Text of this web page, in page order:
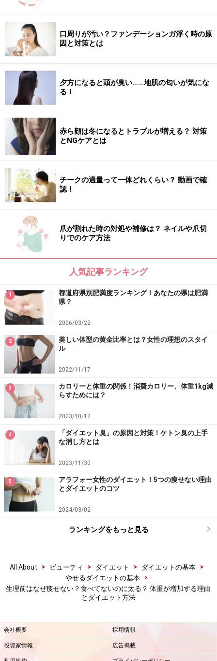
また、生理前に体重が増えたり、体がむくんで重く感じ
るのは、月経前症候群（PMS）の一部でもあります。
PMSは病気ではなく、心と体に起こるトラブルの総称の
このような不快なトラブルは、月経前に卵巣から多く分
泌される黄体ホルモンという女性ホルモンによって起こ
ります。黄体ホルモンの分泌が増えると、出血などによ
る栄養不足を補うために体は栄養を補充しようと働きま
す。黄体ホルモンには、細胞に水分・塩分を蓄え、脂肪
の代謝を遅らせ蓄えようとする性質があるからです。 そ
のため、生理前は体重が増えたり、体が重く感じたり、
むくみ、便秘、肌アレの症状が出る人が多いようです。
以上のことから、
れやすい時期といえます。この時期に無理なダイエット
をして「痩せない！」「体重が増えた！」などと、余計
なストレスや疲労を感じるのはナンセンス。
「そういう時期なんだな」と思って、体をいたわりまし
ょう。PMSによって気分が落ち込みやすくなりますが、
深く悩んだり、無理をしたりしないようにやり過ごすの
がベスト。生理後～排卵日までの「痩せやすい時期」が
来たら、ダイエットも再開すれば良いのです。
それでも生理前に太りたくない人は「生理
前豆乳ダイエット」
生理前に豆乳ダイエット
■生理前豆乳ダイエットの期間
生理が始まる7日～10日前から生理が来るまで
＊生理が来たら飲むのを止めてもOK
■飲むタイミング
食前や間食に
豆乳には、小腸での脂肪吸収を抑えてくれる「大豆サポ
ニン」、基礎代謝を活発にする「大豆たんぱく質」、む
くみの原因となるナトリウムを排出する「カリウム」、
口周りが汚い？ファンデーションガ浮く時の原
因と対策とは
夕方になると頭が臭い……地肌の匂いが気にな
る！
赤ら顔は冬になるとトラブルが増える？ 対策
とNGケアとは
チークの適量って一体どれくらい？ 動画で確
認！
爪が割れた時の対処や補修は？ ネイルや爪切
りでのケア方法
人気記事ランキング
1
都道府県別肥満度ランキング！あなたの県は肥満
県？
2006/03/22
2
美しい体型の黄金比率とは？女性の理想のスタイ
ル
2022/11/17
3
カロリーと体重の関係！消費カロリー、体重1kg減
らすためには？
2023/10/12
4
「ダイエット臭」の原因と対策！ケトン臭の上手
な消し方とは
2023/11/30
5
アラフォー女性のダイエット！5つの痩せない理由
とダイエットのコツ
2024/03/02
ランキングをもっと見る
All About > ビューティ > ダイエット > ダイエットの基本
>
やせるダイエットの基本
>
生理前はなぜ痩せない？食べてないのに太る？ 体重が増加する理由
とダイエット方法
会社概要 採用情報
投資家情報 広告掲載